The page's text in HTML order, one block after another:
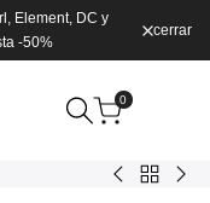
Element, DC y
-50%
Envío
cerrar
0
Camiseta
Volver